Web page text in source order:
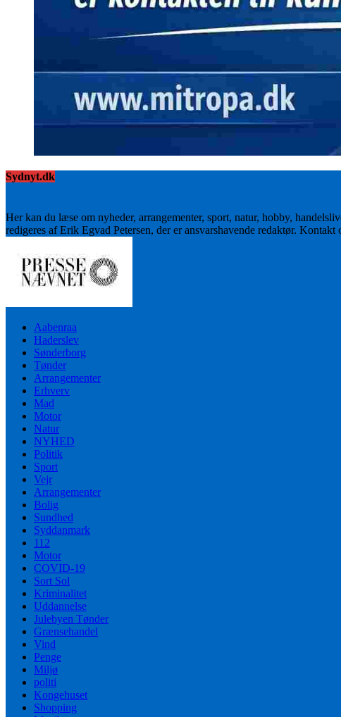
Sydnyt.dk
Her kan du læse om nyheder, arrangementer, sport, natur, hobby,
redigeres af Erik Egvad Petersen, der er ansvarshavende redaktør.
Aabenraa
Haderslev
Sønderborg
Tønder
Arrangementer
Erhverv
Mad
Motor
Natur
NYHED
Politik
Sport
Vejr
Arrangementer
Bolig
Sundhed
Syddanmark
112
Motor
COVID-19
Sort Sol
Kriminalitet
Uddannelse
Julebyen Tønder
Grænsehandel
Vind
Penge
Miljø
politi
Kongehuset
Shopping